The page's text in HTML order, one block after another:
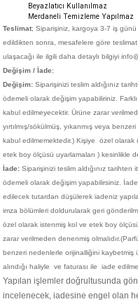
Beyazlatıcı Kullanılmaz
Merdaneli Temizleme Yapılmaz
Teslimat; Siparişiniz, kargoya 3-7 iş günü
edildikten sonra, mesafelere göre
ulaşacağı ile ilgili daha detaylı bilgiyi
Değişim / İade;
Değişim: Siparişinizi teslim aldığınız
ödemeli olarak değişim yapabiliriniz.
kabul edilmeyecektir. Ürüne zarar
yırtılmış/sökülmüş, yıkanmış veya
kabul edilmemektedir.) Kişiye
özel olarak
etek boy ölçüsü uyarlamaları ) kesinlikle
İade: Siparişinizi teslim aldığınız
ödemeli olarak değişim yapabilirsiniz.
edilecek tutardan düşülerek iadeniz
imza bölümleri doldurularak geri
özel olarak istenmiş kol ve etek boy
zarar verilmeden denenmiş
benzeri nedenlerle orijinalliğini kaybetmiş
alındığı haliyle ve faturası ile iade
Yapılan işlemler doğrultusunda
incelenecek, iadesine engel olan